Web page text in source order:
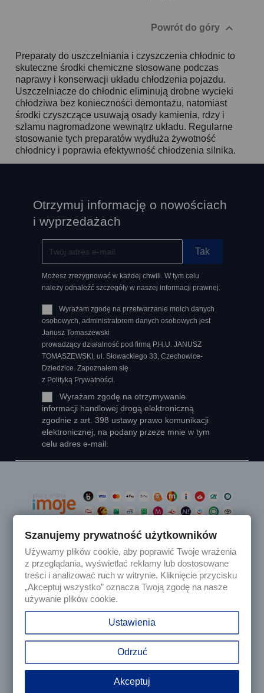
Powrót do góry 
Preparaty do uszczelniania i czyszczenia chłodnic to
skuteczne środki chemiczne stosowane podczas
naprawy i konserwacji układu chłodzenia pojazdu.
Uszczelniacze do chłodnic eliminują drobne wycieki
chłodziwa bez konieczności demontażu, natomiast
środki czyszczące usuwają osady kamienia, rdzy i
szlamu nagromadzone wewnątrz układu. Regularne
stosowanie tych preparatów wydłuża żywotność
chłodnicy i poprawia efektywność chłodzenia silnika.
Otrzymuj informację o nowościach
i wyprzedażach
Możesz zrezygnować w każdej chwili. W tym celu
należy odnaleźć szczegóły w naszej informacji prawnej.
Wyrażam zgodę na przetwarzanie moich danych
osobowych, administratorem danych osobowych jest
Janusz Tomaszewski
prowadzący działalność pod firmą P.H.U. JANUSZ
TOMASZEWSKI, ul. Słowackiego 33, Czechowice-
Dziedzice. Zapoznałem się
z Polityką Prywatności.
Wyrażam zgodę na otrzymywanie
informacji handlowej drogą elektroniczną
zgodnie z art. 398 ustawy prawo komunikacji
elektronicznej, na podany przeze mnie w tym
celu adres e-mail.
Produkty 
Nasza firma 
© 2025 - Sklep internetowy Tomczesci.pl. Wszelkie prawa
Szanujemy prywatność użytkowników
Używamy plików cookie, aby poprawić Twoje wrażenia
z przeglądania, wyświetlać reklamy lub dostosowane
treści i analizować ruch w witrynie. Kliknięcie przycisku
„Akceptuj wszystko” oznacza Twoją zgodę na nasze
używanie plików cookie.
Ustawienia
Odrzuć
Akceptuj